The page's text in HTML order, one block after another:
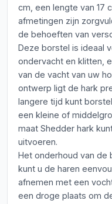
cm, een lengte van 17
afmetingen zijn
de behoeften van
Deze borstel is ideaal
ondervacht en klitten,
van de vacht van uw
ontwerp ligt de hark
langere tijd kunt
een kleine of
maat Shedder hark
uitvoeren.
Het onderhoud van de
kunt u de haren
afnemen met een
een droge plaats om